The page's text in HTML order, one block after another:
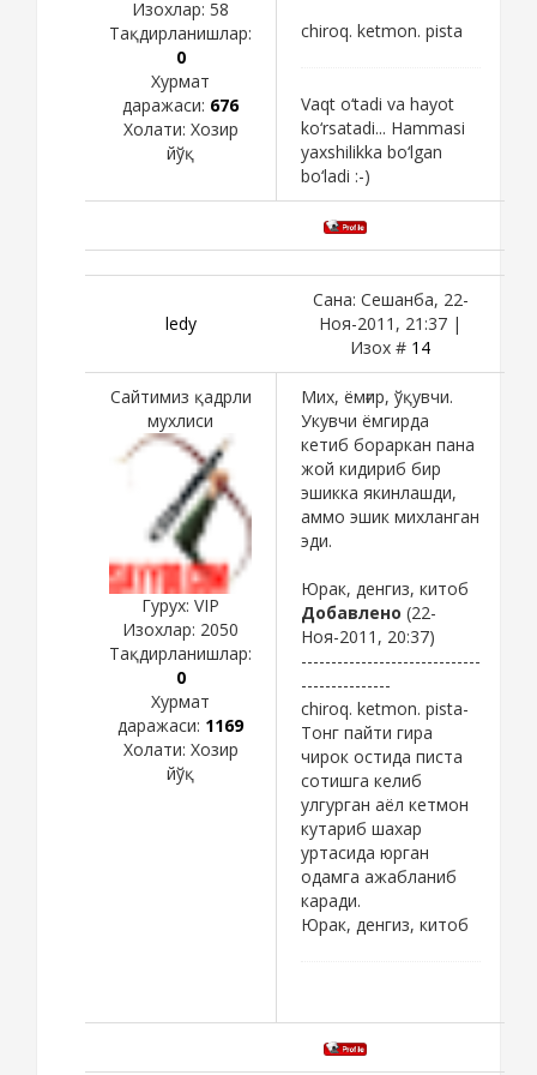
Изохлар: 58
Тақдирланишлар:
0
Хурмат
даражаси: 676
Холати: Хозир
йўқ
chiroq. ketmon. pista
Vaqt o‘tadi va hayot
ko‘rsatadi... Hammasi
yaxshilikka bo‘lgan
bo‘ladi :-)
ledy
Сана: Сешанба, 22-
Ноя-2011, 21:37 |
Изох # 14
Сайтимиз қадрли
мухлиси
Гурух: VIP
Изохлар: 2050
Тақдирланишлар:
0
Хурмат
даражаси: 1169
Холати: Хозир
йўқ
Мих, ёмғир, ўқувчи.
Укувчи ёмгирда
кетиб бораркан пана
жой кидириб бир
эшикка якинлашди,
аммо эшик михланган
эди.
Юрак, денгиз, китоб
Добавлено (22-
Ноя-2011, 20:37)
------------------------------
---------------
chiroq. ketmon. pista-
Тонг пайти гира
чирок остида писта
сотишга келиб
улгурган аёл кетмон
кутариб шахар
уртасида юрган
одамга ажабланиб
каради.
Юрак, денгиз, китоб